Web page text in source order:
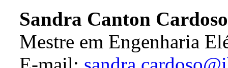
Sandra Canton Cardoso
Mestre em Engenharia